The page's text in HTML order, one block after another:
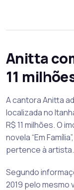
Anitta
11
A cantora Anitta
localizada no
R$ 11 milhões. O
novela “Em
pertence à artista.
Segundo
2019 pelo mesmo